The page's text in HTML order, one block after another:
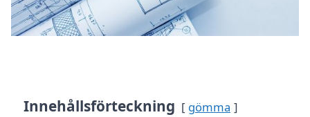
Innehållsförteckning gömma